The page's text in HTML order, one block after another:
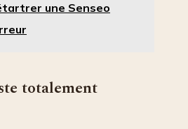
une Senseo
totalement